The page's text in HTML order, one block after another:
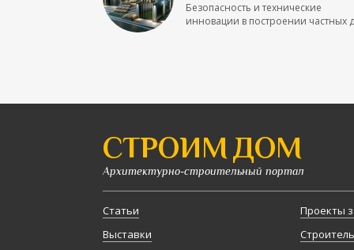
Безопасность и технические
инновации в построении частных
СТРОИМ ДОМ
Архитектурно-строительный портал
Статьи
Выставки
Проекты